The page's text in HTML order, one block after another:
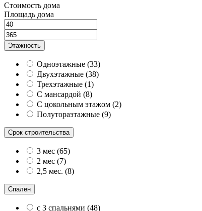
Стоимость дома
Площадь дома
Этажность
Одноэтажные (33)
Двухэтажные (38)
Трехэтажные (1)
С мансардой (8)
С цокольным этажом (2)
Полутораэтажные (9)
Срок строительства
3 мес (65)
2 мес (7)
2,5 мес. (8)
Спален
с 3 спальнями (48)